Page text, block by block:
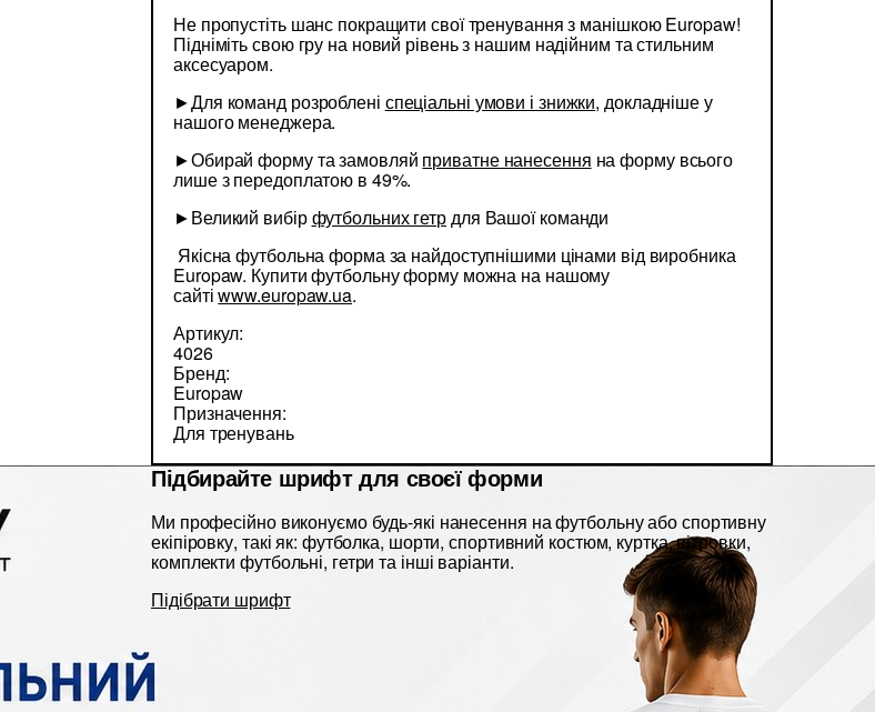
Не пропустіть шанс покращити свої тренування з манішкою Europaw!
Підніміть свою гру на новий рівень з нашим надійним та стильним
аксесуаром.
►Для команд розроблені спеціальні умови і знижки, докладніше у
нашого менеджера.
►Обирай форму та замовляй приватне нанесення на форму всього
лише з передоплатою в 49%.
►Великий вибірфутбольних гетрдля Вашої команди
Якісна футбольна форма за найдоступнішими цінами від виробника
Europaw. Купити футбольну форму можна на нашому
сайтіwww.europaw.ua.
Артикул:
4026
Бренд:
Europaw
Призначення:
Для тренувань
Підбирайте шрифт для своєї форми
Ми професійно виконуємо будь-які нанесення на футбольну або спортивну
екіпіровку, такі як: футболка, шорти, спортивний костюм, куртка, вітровки,
комплекти футбольні, гетри та інші варіанти.
Підібрати шрифт